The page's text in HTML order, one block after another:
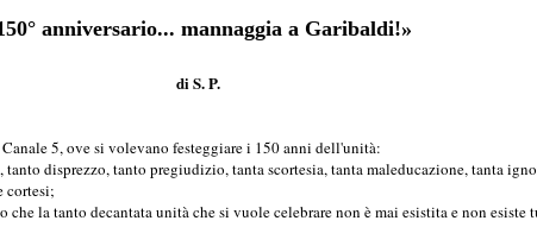
anniversario... mannaggia a Garibaldi!»
di S. P.
5, ove si volevano festeggiare i 150 anni dell'unità:
disprezzo, tanto pregiudizio, tanta scortesia, tanta maleducazione, tanta
cortesi;
chela tanto decantata unità che si vuole celebrare non è mai esistita e non esiste